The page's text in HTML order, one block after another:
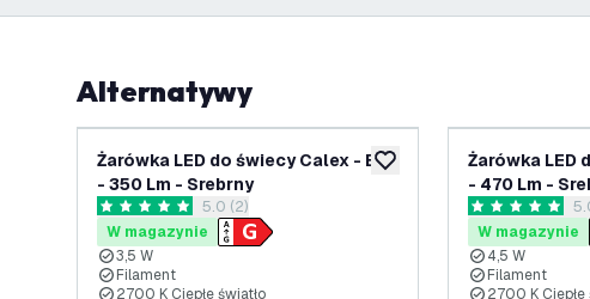
Alternatywy
dodaj do listy życzeń
Żarówka LED do świecy Calex - E14
- 350 Lm - Srebrny
otwórz panel recenzji
5 Gwiazdki oceny5.0 (2)
W magazynie
3,5 W
Filament
2700 K Ciepłe światło
Żarówka LED
- 470 Lm -
5 Gwiazdki
W magazynie
4,5 W
Filament
2700 K Ciepłe